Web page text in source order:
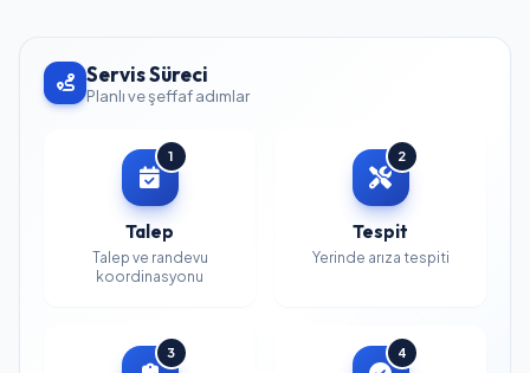
Servis Süreci
Planlı ve şeffaf adımlar
1
Talep
Talep ve randevu
koordinasyonu
2
Tespit
Yerinde arıza tespiti
3 4